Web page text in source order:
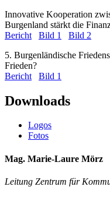
Innovative Kooperation
Burgenland stärkt die
Bericht
Bild 1
Bild 2
5. Burgenländische
Frieden?
Bericht
Bild 1
Downloads
Logos
Fotos
Mag. Marie-Laure Mörz
Leitung Zentrum für